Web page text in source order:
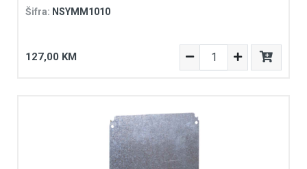
Šifra: NSYMM1010
127,00 KM